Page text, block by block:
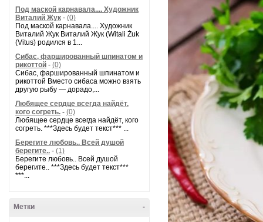
Под маской карнавала.... Художник
Виталий Жук - (0)
Под маской карнавала.... Художник
Виталий Жук Виталий Жук (Witali Żuk
(Vitus) родился в 1...
Сибас, фаршированный шпинатом и
рикоттой - (0)
Сибас, фаршированный шпинатом и
рикоттой Вместо сибаса можно взять
другую рыбу — дорадо,...
Любящее сердце всегда найдёт,
кого согреть. - (0)
Любящее сердце всегда найдёт, кого
согреть. ***Здесь будет текст*** ...
Берегите любовь.. Всей душой
берегите.. - (1)
Берегите любовь.. Всей душой
берегите.. ***Здесь будет текст***
***...
-
Метки